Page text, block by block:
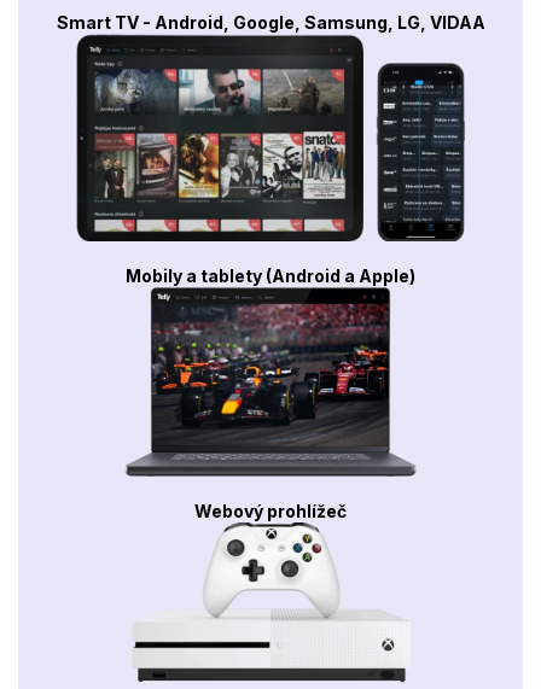
Smart TV - Android, Google, Samsung, LG, VIDAA
Mobily a tablety (Android a Apple)
Webový prohlížeč